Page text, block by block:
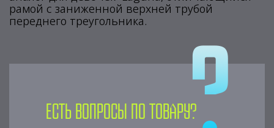
рамой с заниженной верхней трубой
переднего треугольника.
Есть вопросы по товару?